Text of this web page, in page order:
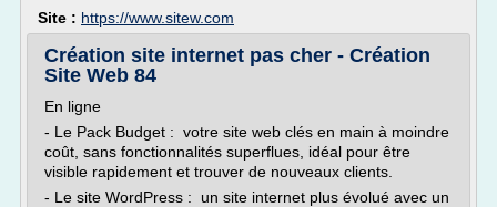
Site : https://www.sitew.com
Création site internet pas cher - Création
Site Web 84
En ligne
- Le Pack Budget : votre site web clés en main à moindre
coût, sans fonctionnalités superflues, idéal pour être
visible rapidement et trouver de nouveaux clients.
- Le site WordPress : un site internet plus évolué avec un